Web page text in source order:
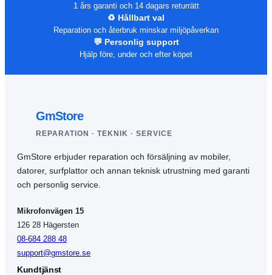
1 års garanti och 14 dagars returrätt
♻️ Hållbart val
Reparation och återbruk minskar miljöpåverkan
💬 Personlig support
Hjälp före, under och efter köpet
GmStore
REPARATION · TEKNIK · SERVICE
GmStore erbjuder reparation och försäljning av mobiler,
datorer, surfplattor och annan teknisk utrustning med garanti
och personlig service.
Mikrofonvägen 15
126 28 Hägersten
08-684 288 48
support@gmstore.se
Kundtjänst